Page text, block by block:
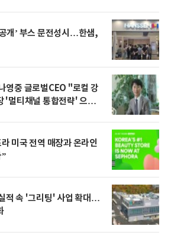
개’ 부스 문전성시…한샘,
영중 글로벌CEO "로컬 강
'멀티채널 통합전략' 으로
미국 전역 매장과 온라인
적 속 '그리팅' 사업 확대…